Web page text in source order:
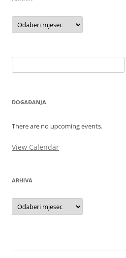
Arhiva
DOGAĐANJA
There are no upcoming events.
View Calendar
ARHIVA
Arhiva